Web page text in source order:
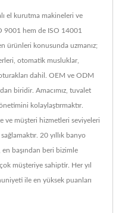
el kurutma makineleri ve
9001 hem de ISO 14001
ürünleri konusunda uzmanız;
otomatik musluklar,
dahil. OEM ve ODM
biridir. Amacımız, tuvalet
kolaylaştırmaktır.
ve müşteri hizmetleri seviyeleri
20 yıllık banyo
başından beri bizimle
müşteriye sahiptir. Her yıl
ile en yüksek puanları